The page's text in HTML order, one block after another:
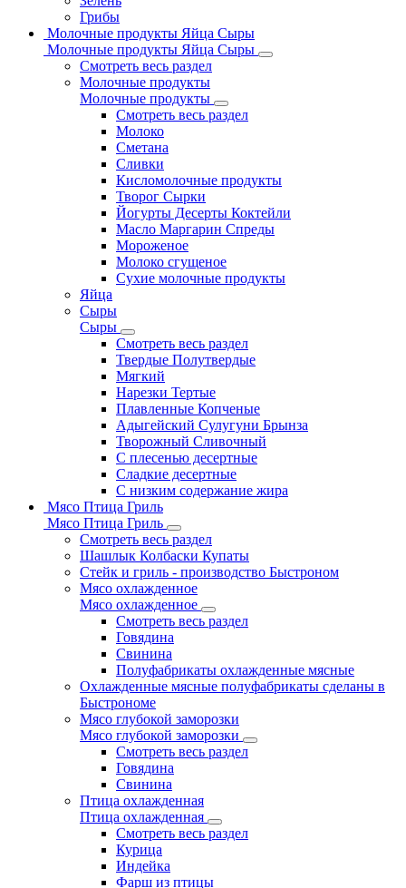
Грибы
Молочные продукты Яйца Сыры
Молочные продукты Яйца Сыры
Смотреть весь раздел
Молочные продукты
Молочные продукты
Смотреть весь раздел
Молоко
Сметана
Сливки
Кисломолочные продукты
Творог Сырки
Йогурты Десерты Коктейли
Масло Маргарин Спреды
Мороженое
Молоко сгущеное
Сухие молочные продукты
Яйца
Сыры
Сыры
Смотреть весь раздел
Твердые Полутвердые
Мягкий
Нарезки Тертые
Плавленные Копченые
Адыгейский Сулугуни Брынза
Творожный Сливочный
С плесенью десертные
Сладкие десертные
С низким содержание жира
Мясо Птица Гриль
Мясо Птица Гриль
Смотреть весь раздел
Шашлык Колбаски Купаты
Стейк и гриль - производство Быстроном
Мясо охлажденное
Мясо охлажденное
Смотреть весь раздел
Говядина
Свинина
Полуфабрикаты охлажденные мясные
Охлажденные мясные полуфабрикаты сделаны в
Быстрономе
Мясо глубокой заморозки
Мясо глубокой заморозки
Смотреть весь раздел
Говядина
Свинина
Птица охлажденная
Птица охлажденная
Смотреть весь раздел
Курица
Индейка
Фарш из птицы